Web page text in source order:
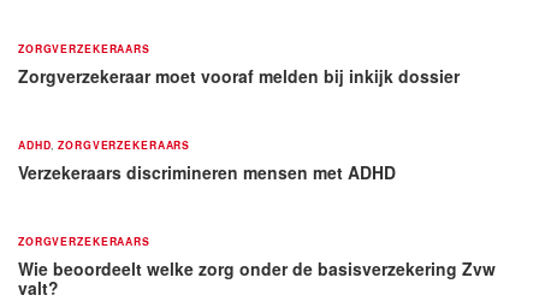
ZORGVERZEKERAARS
Zorgverzekeraar moet vooraf melden bij inkijk dossier
ADHD ,ZORGVERZEKERAARS
Verzekeraars discrimineren mensen met ADHD
ZORGVERZEKERAARS
Wie beoordeelt welke zorg onder de basisverzekering Zvw
valt?